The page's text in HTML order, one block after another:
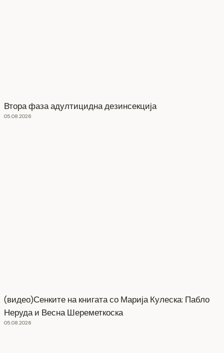
Втора фаза адултицидна дезинсекција
05.08.2026
(видео)Сенките на книгата со Марија Кулеска: Пабло
Неруда и Весна Шереметкоска
05.08.2026